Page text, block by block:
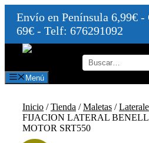
Envío en Península 6,99€
69€ - Telf: 676291092
Saltar
contenido
Menú
Inicio /Tienda /Maletas /
FIJACION LATERAL
MOTOR SRT550